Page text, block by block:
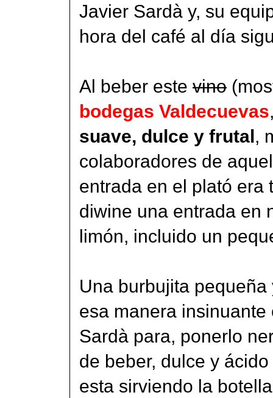
Javier Sardà y, su
hora del café al día
Al beber este vino
bodegas Valdecuevas
suave, dulce y frutal,
colaboradores de
entrada en el plató era
diwine una entrada en
limón, incluido un
Una burbujita
esa manera
Sardà para, ponerlo
de beber, dulce y
esta sirviendo la